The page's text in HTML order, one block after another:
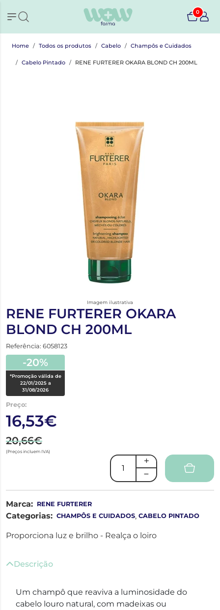
0
Home Todos os produtos Cabelo Champôs e Cuidados
Cabelo Pintado RENE FURTERER OKARA BLOND CH 200ML
Imagem ilustrativa
RENE FURTERER OKARA
BLOND CH 200ML
Referência: 6058123
-20%
*Promoção válida de
22/01/2025 a
31/08/2026
Preço:
16,53€
20,66€
(Preços incluem IVA)
Marca: RENE FURTERER
Categorias: CHAMPÔS E CUIDADOS, CABELO PINTADO
Proporciona luz e brilho - Realça o loiro
Descrição
Um champô que reaviva a luminosidade do
cabelo louro natural, com madeixas ou